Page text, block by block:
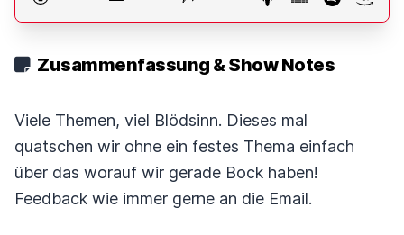
Zusammenfassung & Show Notes
Viele Themen, viel Blödsinn. Dieses mal
quatschen wir ohne ein festes Thema einfach
über das worauf wir gerade Bock haben!
Feedback wie immer gerne an die Email.